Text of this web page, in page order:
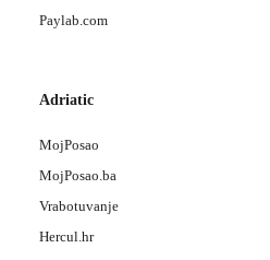
Paylab.com
Adriatic
MojPosao
MojPosao.ba
Vrabotuvanje
Hercul.hr